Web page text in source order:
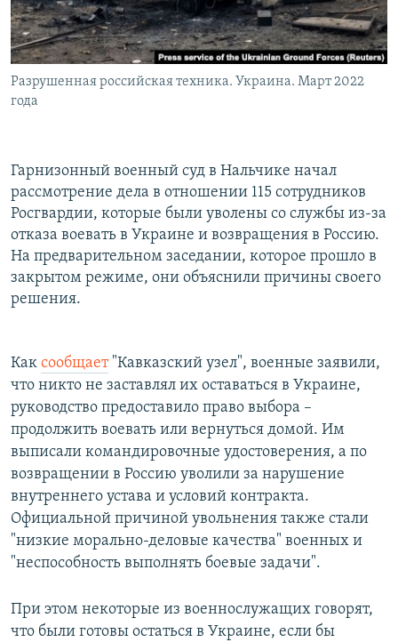
СОЦИАЛЬНЫЕ СЕТИ
Разрушенная российская техника. Украина. Март 2022
года
Гарнизонный военный суд в Нальчике начал
рассмотрение дела в отношении 115 сотрудников
Росгвардии, которые были уволены со службы из-за
отказа воевать в Украине и возвращения в Россию.
На предварительном заседании, которое прошло в
закрытом режиме, они объяснили причины своего
решения.
Как сообщает"Кавказский узел", военные заявили,
что никто не заставлял их оставаться в Украине,
руководство предоставило право выбора –
продолжить воевать или вернуться домой. Им
выписали командировочные удостоверения, а по
возвращении в Россию уволили за нарушение
внутреннего устава и условий контракта.
Официальной причиной увольнения также стали
"низкие морально-деловые качества" военных и
"неспособность выполнять боевые задачи".
При этом некоторые из военнослужащих говорят,
что были готовы остаться в Украине, если бы